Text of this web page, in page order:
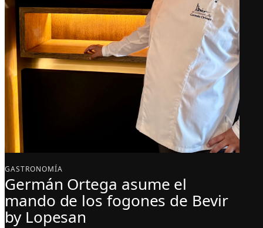
GASTRONOMÍA
Germán Ortega asume el
mando de los fogones de Bevir
by Lopesan